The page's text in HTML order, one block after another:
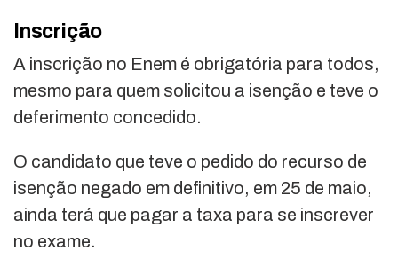
Inscrição
A inscrição no Enem é obrigatória para todos,
mesmo para quem solicitou a isenção e teve o
deferimento concedido.
O candidato que teve o pedido do recurso de
isenção negado em definitivo, em 25 de maio,
ainda terá que pagar a taxa para se inscrever
no exame.